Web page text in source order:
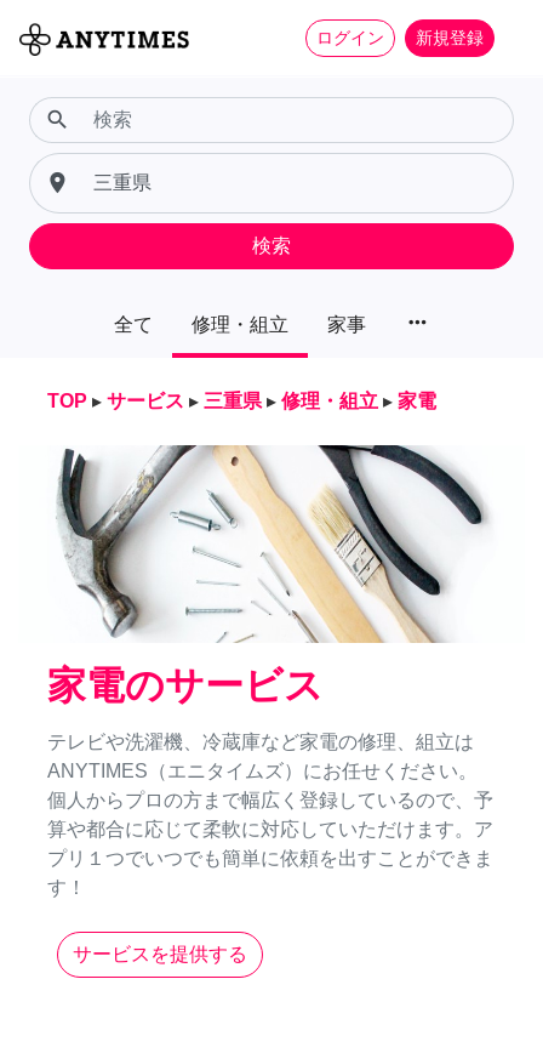
ログイン 新規登録
全て 修理・組立 家事 more_horiz
search
place
検索
TOP ▸ サービス ▸ 三重県 ▸ 修理・組立 ▸ 家電
家電のサービス
テレビや洗濯機、冷蔵庫など家電の修理、組立は
ANYTIMES（エニタイムズ）にお任せください。
個人からプロの方まで幅広く登録しているので、予
算や都合に応じて柔軟に対応していただけます。ア
プリ１つでいつでも簡単に依頼を出すことができま
す！
サービスを提供する